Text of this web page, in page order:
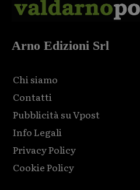
Arno Edizioni Srl
Chi siamo
Contatti
Pubblicità su Vpost
Info Legali
Privacy Policy
Cookie Policy